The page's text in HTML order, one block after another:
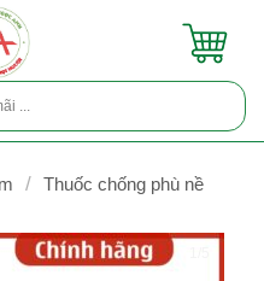
/ Thuốc chống phù nề